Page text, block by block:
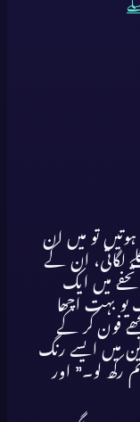
تو میں ان
لگاتی، ان کے
میں ایک
یو بہت اچھا
فون کر کے
میں ایسے رنگ
لو۔” اور